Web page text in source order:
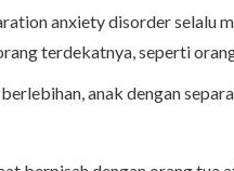
anxiety disorder selalu
terdekatnya, seperti
berlebihan, anak dengan